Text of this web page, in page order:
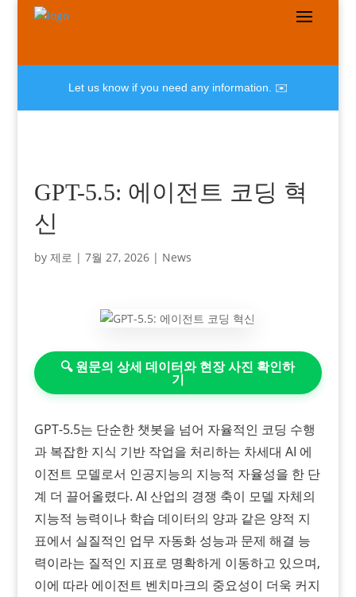
Let us know if you need any information. ✉️
GPT-5.5: 에이전트 코딩 혁
신
by 제로 | 7월 27, 2026| News
🔍 원문의 상세 데이터와 현장 사진 확인하
기
GPT-5.5는 단순한 챗봇을 넘어 자율적인 코딩 수행
과 복잡한 지식 기반 작업을 처리하는 차세대 AI 에
이전트 모델로서 인공지능의 지능적 자율성을 한 단
계 더 끌어올렸다. AI 산업의 경쟁 축이 모델 자체의
지능적 능력이나 학습 데이터의 양과 같은 양적 지
표에서 실질적인 업무 자동화 성능과 문제 해결 능
력이라는 질적인 지표로 명확하게 이동하고 있으며,
이에 따라 에이전트 벤치마크의 중요성이 더욱 커지